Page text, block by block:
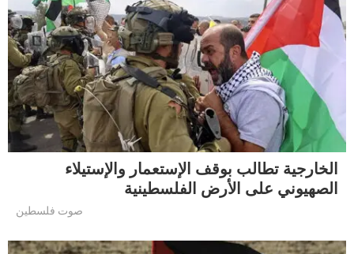
الخارجية تطالب بوقف الإستعمار والإستيلاء
الصهيوني على الأرض الفلسطينية
صوت فلسطين